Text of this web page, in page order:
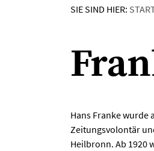
SIE SIND HIER:
Hans Franke wurde
Zeitungsvolontär
Heilbronn. Ab 1920